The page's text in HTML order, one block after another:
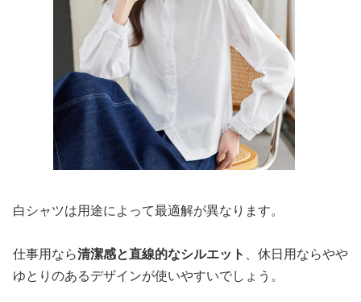
白シャツは用途によって最適解が異なります。
仕事用なら清潔感と直線的なシルエット 、休日用ならやや
ゆとりのあるデザインが使いやすいでしょう。